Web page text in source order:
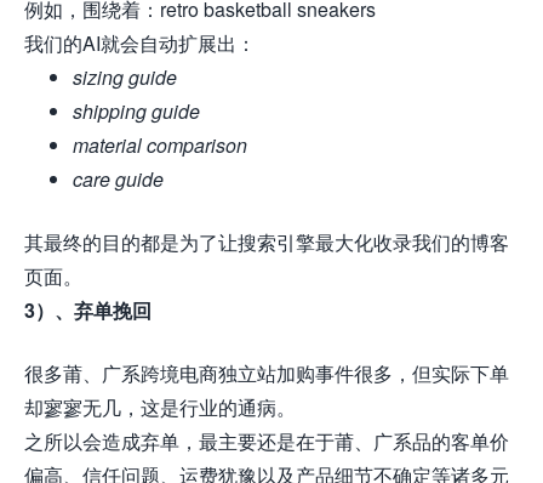
例如，围绕着：retro basketball sneakers
我们的AI就会自动扩展出：
sizing guide
shipping guide
material comparison
care guide
其最终的目的都是为了让搜索引擎最大化收录我们的博客
页面。
3）、弃单挽回
很多莆、广系跨境电商独立站加购事件很多，但实际下单
却寥寥无几，这是行业的通病。
之所以会造成弃单，最主要还是在于莆、广系品的客单价
偏高、信任问题、运费犹豫以及产品细节不确定等诸多元